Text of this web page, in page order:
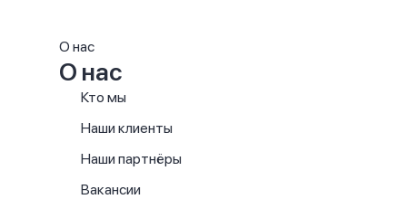
О нас
О нас
Кто мы
Наши клиенты
Наши партнёры
Вакансии